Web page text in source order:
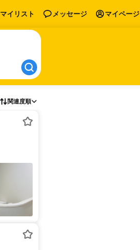
マイリスト メッセージ マイページ
関連度順